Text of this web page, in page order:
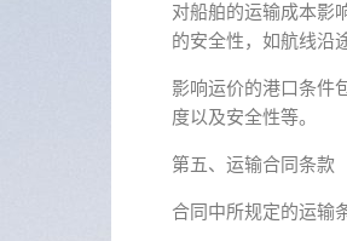
对船舶的运输成本影
的安全性，如航线沿
影响运价的港口条件
度以及安全性等。
第五、运输合同条款
合同中所规定的运输